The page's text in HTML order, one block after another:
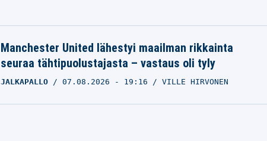
Manchester United lähestyi maailman rikkainta
seuraa tähtipuolustajasta – vastaus oli tyly
JALKAPALLO 07.08.2026 - 19:16 VILLE HIRVONEN